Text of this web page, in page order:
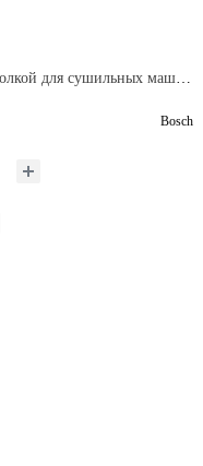
Соединительный элемент с выдвижной полкой для сушильных машин серии WTX
Bosch